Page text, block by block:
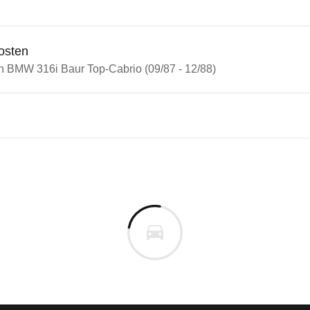
BMW 316i Baur Top-Cabrio (09/87 - 12/88)